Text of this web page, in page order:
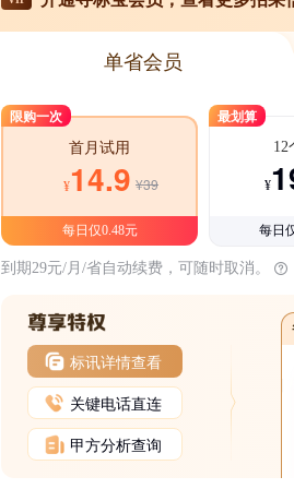
单省会员
限购一次
首月试用
¥14.9 ¥39
每日仅0.48元
最划算
12
¥
每日
到期29元/月/省自动续费，可随时取消。
标讯详情查看
关键电话直连
甲方分析查询